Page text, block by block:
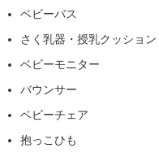
ベビーバス
さく乳器・授乳クッション
ベビーモニター
バウンサー
ベビーチェア
抱っこひも